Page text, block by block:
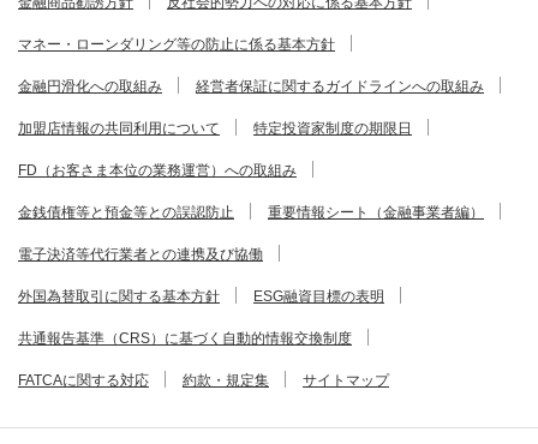
マネー・ローンダリング等の防止に係る基本方針
金融円滑化への取組み 経営者保証に関するガイドラインへの取組み
加盟店情報の共同利用について 特定投資家制度の期限日
FD（お客さま本位の業務運営）への取組み
金銭債権等と預金等との誤認防止 重要情報シート（金融事業者編）
電子決済等代行業者との連携及び協働
外国為替取引に関する基本方針 ESG融資目標の表明
共通報告基準（CRS）に基づく自動的情報交換制度
FATCAに関する対応 約款・規定集 サイトマップ